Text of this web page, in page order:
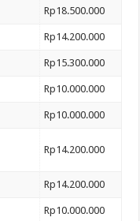
Rp18.500.000
Rp14.200.000
Rp15.300.000
Rp10.000.000
Rp10.000.000
Rp14.200.000
Rp14.200.000
Rp10.000.000